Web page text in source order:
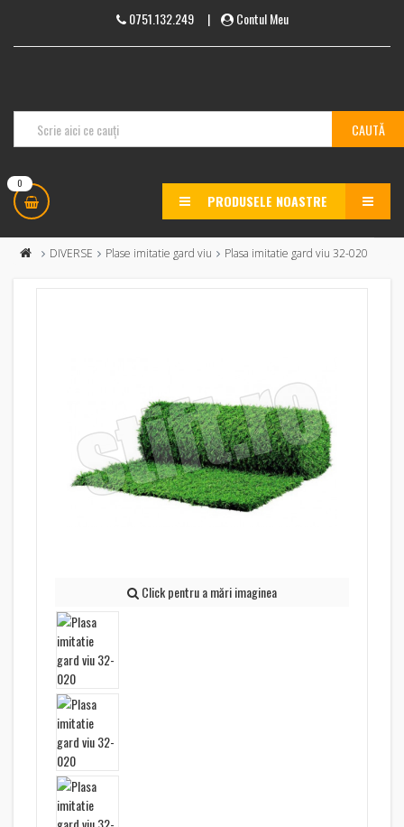
0751.132.249| Contul Meu
0
PRODUSELE NOASTRE MENU
DIVERSE Plase imitatie gard viu Plasa imitatie gard viu 32-020
Click pentru a mări imaginea